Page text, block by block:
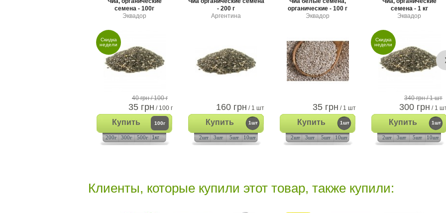
семена - 100г
Эквадор
Скидка
недели
40 грн/ 100 г
35 грн / 100 г
Купить 100г
200г 300г 500г 1кг
- 200 г
Аргентина
160 грн / 1 шт
Купить 1шт
2шт 3шт 5шт 10шт
органические - 100 г
Эквадор
35 грн / 1 шт
Купить 1шт
2шт 3шт 5шт 10шт
семена - 1 кг
Эквадор
Скидка
недели
340 грн/ 1 шт
300 грн / 1
Купить 1шт
2шт 3шт 5шт 10шт
Клиенты, которые купили этот товар, также купили: